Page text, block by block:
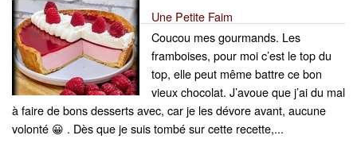
Une Petite Faim
Coucou mes gourmands. Les
framboises, pour moi c’est le top du
top, elle peut même battre ce bon
vieux chocolat. J’avoue que j’ai du mal
à faire de bons desserts avec, car je les dévore avant, aucune
volonté 😀 . Dès que je suis tombé sur cette recette,...